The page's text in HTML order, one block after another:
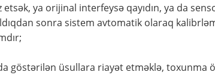
ya orijinal interfeysə qayıdın, ya da
sonra sistem avtomatik olaraq
göstərilən üsullara riayət etməklə, toxunma